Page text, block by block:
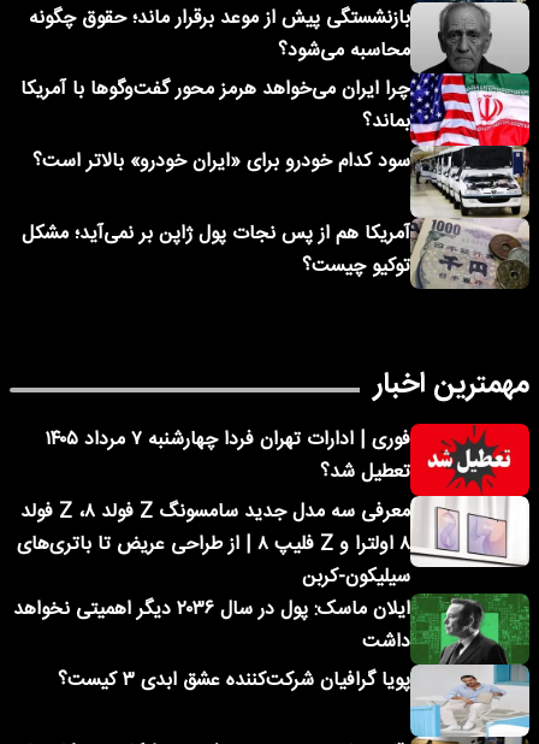
بازنشستگی پیش از موعد برقرار ماند؛ حقوق چگونه
محاسبه می‌شود؟
چرا ایران می‌خواهد هرمز محور گفت‌وگوها با آمریکا
بماند؟
سود کدام خودرو برای «ایران خودرو» بالاتر است؟
آمریکا هم از پس نجات پول ژاپن بر نمی‌آید؛ مشکل
توکیو چیست؟
مهمترین اخبار
فوری | ادارات تهران فردا چهارشنبه ۷ مرداد ۱۴۰۵
تعطیل شد؟
معرفی سه مدل جدید سامسونگ Z فولد ۸، Z فولد
۸ اولترا و Z فلیپ ۸ | از طراحی عریض تا باتری‌های
سیلیکون-کربن
ایلان ماسک: پول در سال ۲۰۳۶ دیگر اهمیتی نخواهد
داشت
پویا گرافیان شرکت‌کننده عشق ابدی ۳ کیست؟